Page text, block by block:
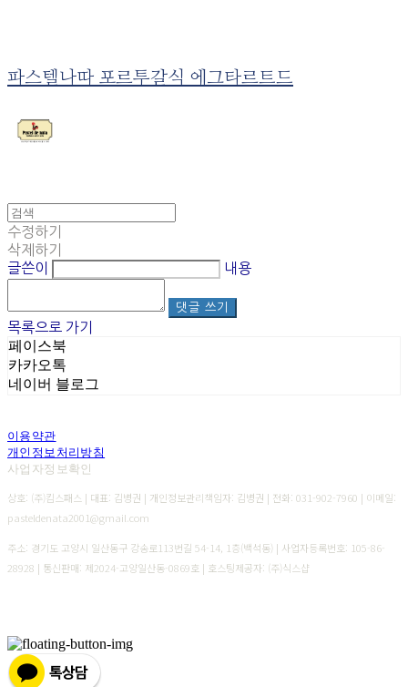
파스텔나따 포르투갈식 에그타르트드
수정하기
삭제하기
글쓴이
내용
댓글 쓰기
목록으로 가기
페이스북
카카오톡
네이버 블로그
이용약관
개인정보처리방침
사업자정보확인
상호: (주)킴스패스 | 대표: 김병권 | 개인정보관리책임자: 김병권 | 전화: 031-902-7960 | 이메일:
pasteldenata2001@gmail.com
주소: 경기도 고양시 일산동구 강송로113번길 54-14, 1층(백석동) | 사업자등록번호: 105-86-
28928 | 통신판매: 제2024-고양일산동-0869호 | 호스팅제공자: (주)식스샵